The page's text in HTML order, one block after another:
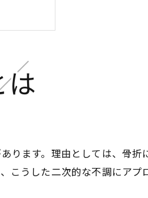
割
か
用法
順番
ります。理由としては、骨折
こうした二次的な不調にアプ